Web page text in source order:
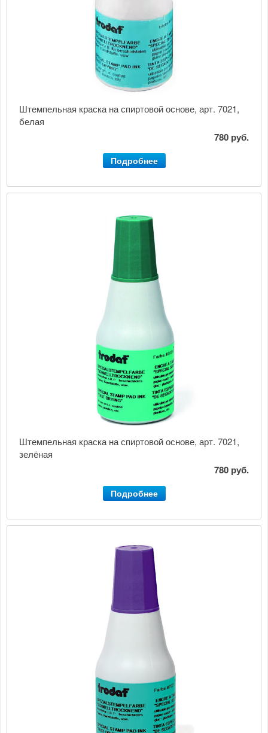
Штемпельная краска на спиртовой основе, арт. 7021,
белая
780 руб.
Подробнее
Штемпельная краска на спиртовой основе, арт. 7021,
зелёная
780 руб.
Подробнее